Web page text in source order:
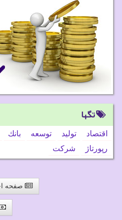
تگها
اقتصاد تولید توسعه بانك
رپورتاژ
شركت
صفحه